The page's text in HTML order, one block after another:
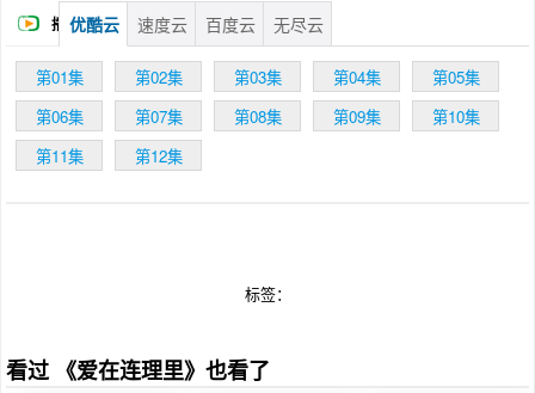
理的家庭之主“泰勋”。通过描绘他离开城市，在
自然中寻找“真幸福”的过程，预计将为观众带来
无害的乐趣和动 人的感动。 李水京在剧中
饰演的是超级妈妈赵美丽，她代替被公司束缚的
丈夫独自抚养三个儿子。李水京和饰演泰勋的朴
成雄将饰演一对夫妻。 《爱在连理里》由执
导电影《水云杂方》、《24小时健身房》的崔妍
播 优酷云 速度云 百度云 无尽云
第01集 第02集 第03集 第04集
第05集
第06集
第07集 第08集 第09集
第10集
第11集
第12集
标签：
看过 《爱在连理里》也看了